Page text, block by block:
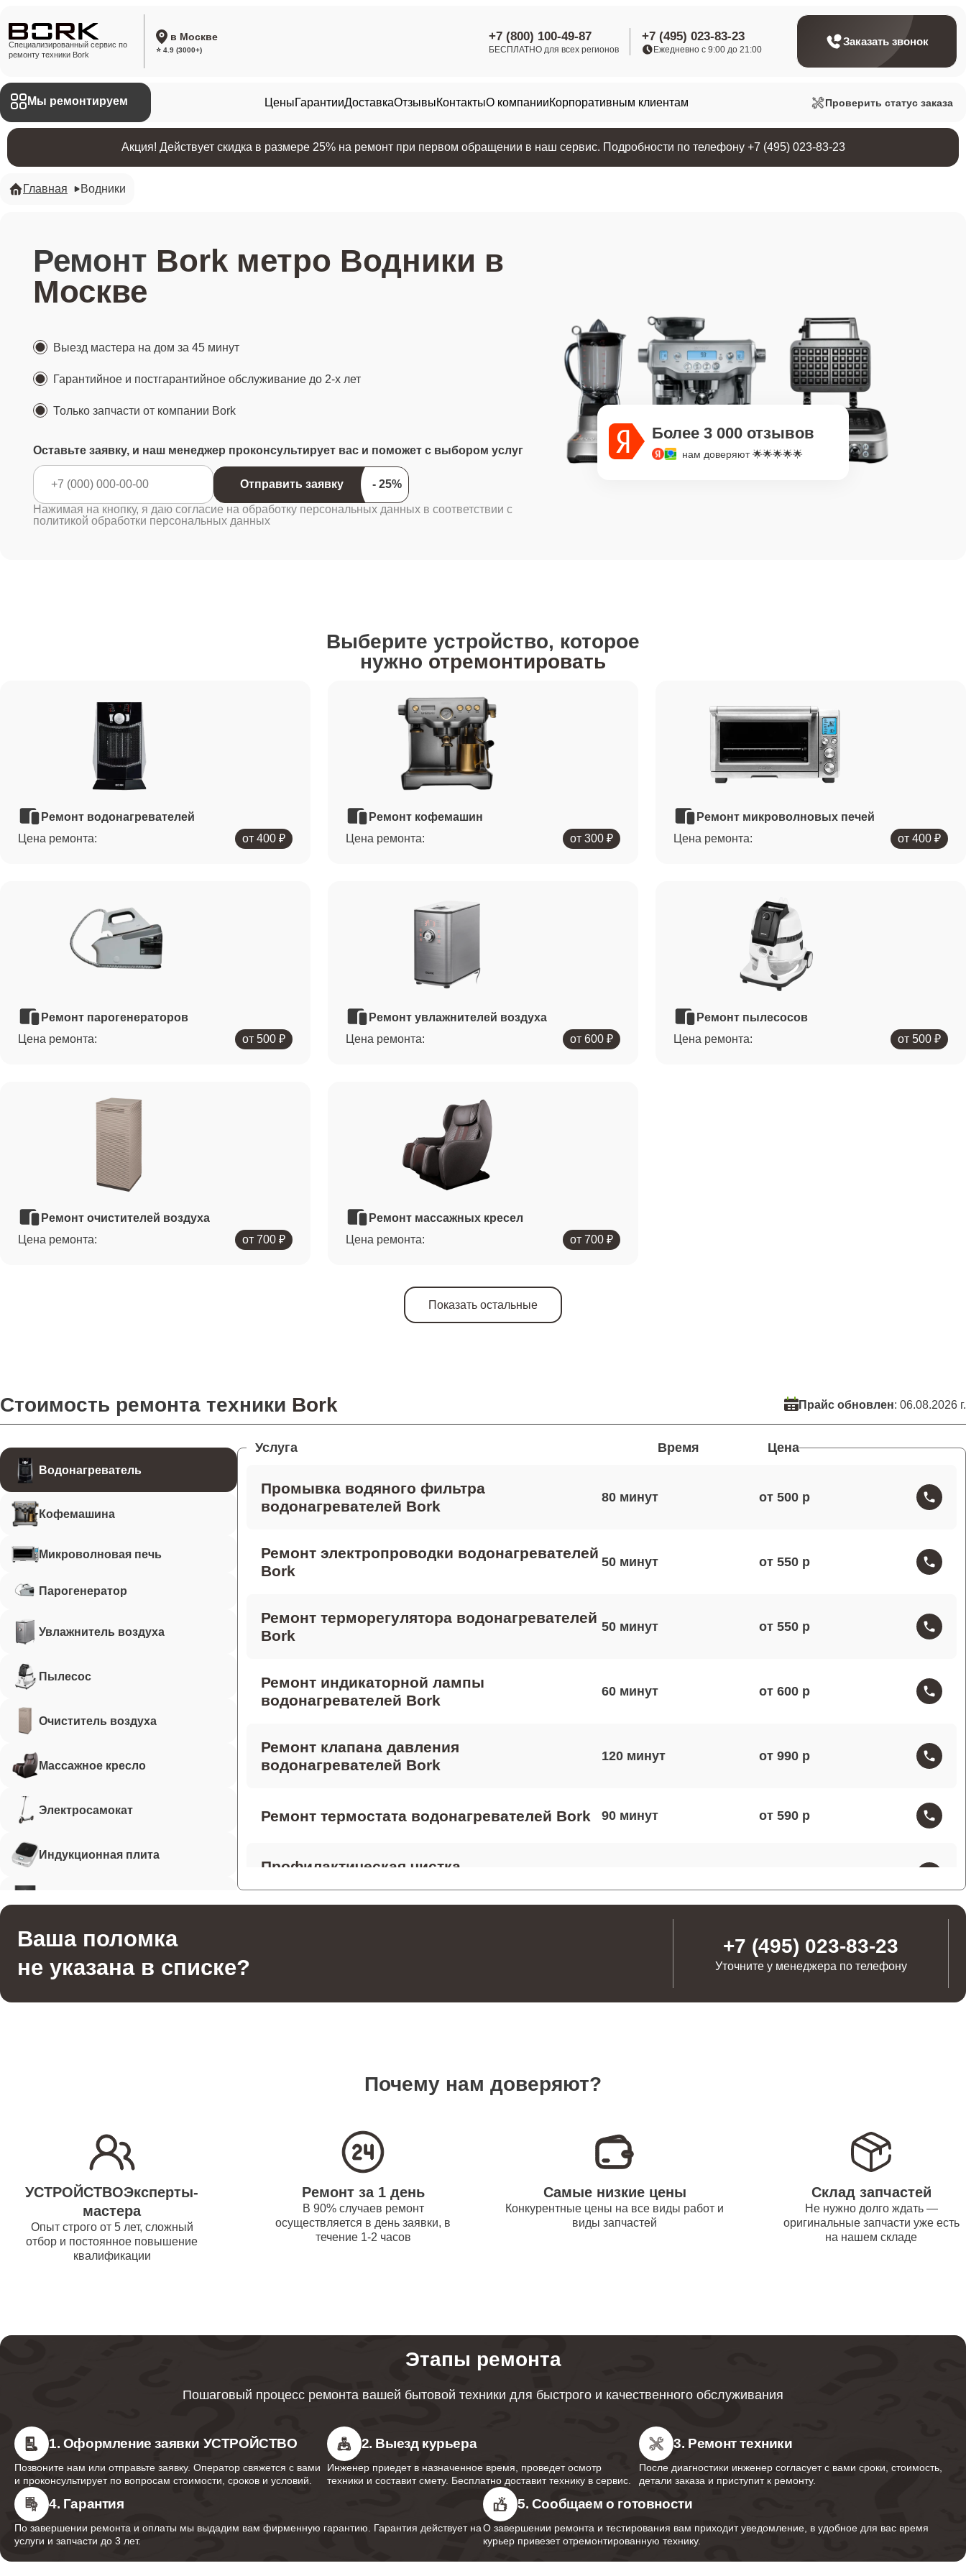
Специализированный сервис по
ремонту техники Bork
в Москве
⭐ 4.9 (3000+)
+7 (800) 100-49-87
БЕСПЛАТНО для всех регионов
+7 (495) 023-83-23
Ежедневно с 9:00 до 21:00
Заказать звонок
Мы ремонтируем ЦеныГарантииДоставкаОтзывыКонтактыО компанииКорпоративным клиентам Проверить статус заказа
Акция! Действует скидка в размере 25% на ремонт при первом обращении в наш сервис. Подробности по телефону +7 (495) 023-83-23
Главная Водники
Ремонт Bork метро Водники в
Москве
Выезд мастера на дом за 45 минут
Гарантийное и постгарантийное обслуживание до 2-х лет
Только запчасти от компании Bork
Оставьте заявку, и наш менеджер проконсультирует вас и поможет с выбором услуг
Отправить заявку
Нажимая на кнопку, я даю согласие на обработку персональных данных в соответствии с
политикой обработки персональных данных
Более 3 000 отзывов
нам доверяют 🌟🌟🌟🌟🌟
Выберите устройство, которое
нужно отремонтировать
Ремонт водонагревателей
Цена ремонта:
от 400 ₽
Ремонт кофемашин
Цена ремонта:
от 300 ₽
Ремонт микроволновых печей
Цена ремонта:
от 400 ₽
Ремонт парогенераторов
Цена ремонта:
от 500 ₽
Ремонт увлажнителей воздуха
Цена ремонта:
от 600 ₽
Ремонт пылесосов
Цена ремонта:
от 500 ₽
Ремонт очистителей воздуха
Цена ремонта:
от 700 ₽
Ремонт массажных кресел
Цена ремонта:
от 700 ₽
Показать остальные
Стоимость ремонта техники Bork Прайс обновлен: 06.08.2026 г.
Водонагреватель
Кофемашина
Микроволновая печь
Парогенератор
Увлажнитель воздуха
Пылесос
Очиститель воздуха
Массажное кресло
Электросамокат
Индукционная плита
Гладильная система
Услуга Время Цена
Промывка водяного фильтра
водонагревателей Bork
80 от 500
Ремонт электропроводки водонагревателей
Bork
50 от 550
Ремонт терморегулятора водонагревателей
Bork
50 от 550
Ремонт индикаторной лампы
водонагревателей Bork
60 от 600
Ремонт клапана давления
водонагревателей Bork
120 от 990
Ремонт термостата водонагревателей Bork 90 от 590
Профилактическая чистка
от 1100
110 от 1250
водонагревателей Bork
Ремонт прокладки водонагревателей Bork
водонагревателей Bork
90
Ремонт труб поступления воды
Ремонт анода водонагревателей Bork
Ремонт термопредохранителя
Ремонт предохранительного клапана
водонагревателей Bork
Ваша поломка
не указана в списке?
+7 (495) 023-83-23
Уточните у менеджера по телефону
Почему нам доверяют?
УСТРОЙСТВОЭксперты-
мастера
Опыт строго от 5 лет, сложный
отбор и постоянное повышение
квалификации
Ремонт за 1 день
В 90% случаев ремонт
осуществляется в день заявки, в
течение 1-2 часов
Самые низкие цены
Конкурентные цены на все виды работ и
виды запчастей
Склад запчастей
Не нужно долго ждать —
оригинальные запчасти уже есть
на нашем складе
Этапы ремонта
Пошаговый процесс ремонта вашей бытовой техники для быстрого и качественного обслуживания
1. Оформление заявки УСТРОЙСТВО
Позвоните нам или отправьте заявку. Оператор свяжется с вами
и проконсультирует по вопросам стоимости, сроков и условий.
2. Выезд курьера
Инженер приедет в назначенное время, проведет осмотр
техники и составит смету. Бесплатно доставит технику в сервис.
3. Ремонт техники
После диагностики инженер согласует с вами сроки, стоимость,
детали заказа и приступит к ремонту.
4. Гарантия
По завершении ремонта и оплаты мы выдадим вам фирменную гарантию. Гарантия действует на
услуги и запчасти до 3 лет.
5. Сообщаем о готовности
О завершении ремонта и тестирования вам приходит уведомление, в удобное для вас время
курьер привезет отремонтированную технику.